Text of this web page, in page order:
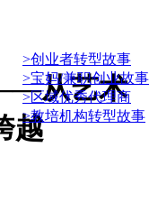
>创业者转型故事
>宝妈/兼职创业故事
>区域优秀代理商
>教培机构转型故事
从艺术
越